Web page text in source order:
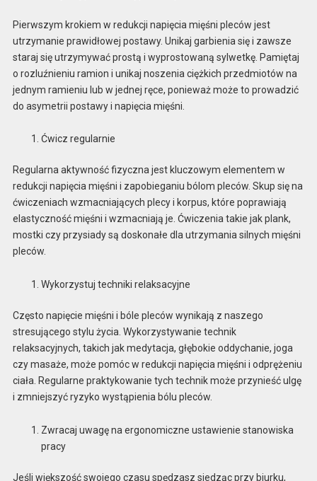
Pierwszym krokiem w redukcji napięcia mięśni pleców jest
utrzymanie prawidłowej postawy. Unikaj garbienia się i zawsze
staraj się utrzymywać prostą i wyprostowaną sylwetkę. Pamiętaj
o rozluźnieniu ramion i unikaj noszenia ciężkich przedmiotów na
jednym ramieniu lub w jednej ręce, ponieważ może to prowadzić
do asymetrii postawy i napięcia mięśni.
Ćwicz regularnie
Regularna aktywność fizyczna jest kluczowym elementem w
redukcji napięcia mięśni i zapobieganiu bólom pleców. Skup się na
ćwiczeniach wzmacniających plecy i korpus, które poprawiają
elastyczność mięśni i wzmacniają je. Ćwiczenia takie jak plank,
mostki czy przysiady są doskonałe dla utrzymania silnych mięśni
pleców.
Wykorzystuj techniki relaksacyjne
Często napięcie mięśni i bóle pleców wynikają z naszego
stresującego stylu życia. Wykorzystywanie technik
relaksacyjnych, takich jak medytacja, głębokie oddychanie, joga
czy masaże, może pomóc w redukcji napięcia mięśni i odprężeniu
ciała. Regularne praktykowanie tych technik może przynieść ulgę
i zmniejszyć ryzyko wystąpienia bólu pleców.
Zwracaj uwagę na ergonomiczne ustawienie stanowiska
pracy
Jeśli większość swojego czasu spędzasz siedząc przy biurku,